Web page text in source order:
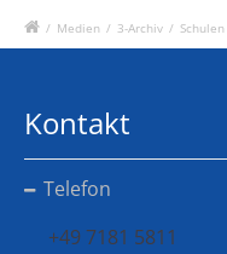
/ Medien / 3-Archiv / Schulen
Kontakt
Telefon
+49 7181 5811